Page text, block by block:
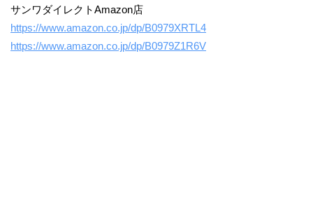
サンワダイレクトAmazon店
https://www.amazon.co.jp/dp/B0979XRTL4
https://www.amazon.co.jp/dp/B0979Z1R6V